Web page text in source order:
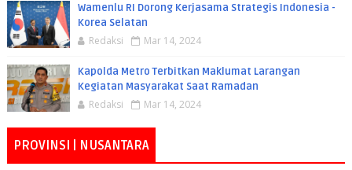
Wamenlu RI Dorong Kerjasama Strategis Indonesia -
Korea Selatan
Redaksi Mar 14, 2024
Kapolda Metro Terbitkan Maklumat Larangan
Kegiatan Masyarakat Saat Ramadan
Redaksi Mar 14, 2024
PROVINSI | NUSANTARA